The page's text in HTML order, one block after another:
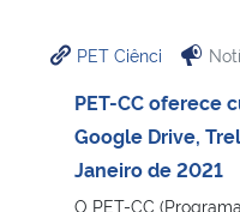
Ministério de Minas e Energia
PET Ciênci
PET-CC oferece
Google Drive,
Janeiro de 2021
O PET-CC